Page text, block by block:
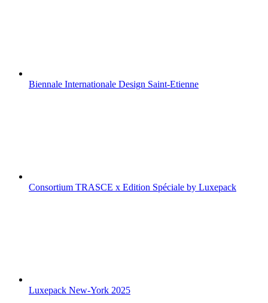
Biennale Internationale Design Saint-Etienne
Consortium TRASCE x Edition Spéciale by Luxepack
Luxepack New-York 2025